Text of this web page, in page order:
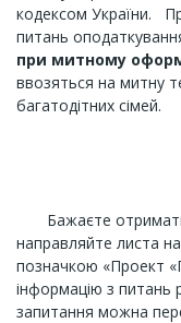
кодексом України.
питань
при митному
ввозяться на митну
багатодітних сімей.
Бажаєте отримати
направляйте листа
позначкою «Проект
інформацію з питань
запитання можна